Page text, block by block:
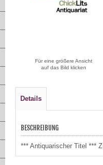
Für eine größere Ansicht
auf das Bild klicken
Details
BESCHREIBUNG
*** Antiquarischer Titel ***